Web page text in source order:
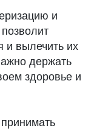
и
и вылечить их
держать
здоровье и